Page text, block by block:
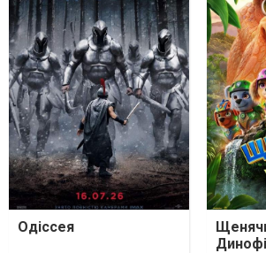
Одіссея